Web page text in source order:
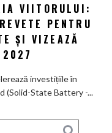
și
poartă
nume
Pas
uriaș
către
pentru
VIITORULUI:
PENTRU
ȘI VIZEAZĂ
2027
investițiile în
(Solid-State Battery -...